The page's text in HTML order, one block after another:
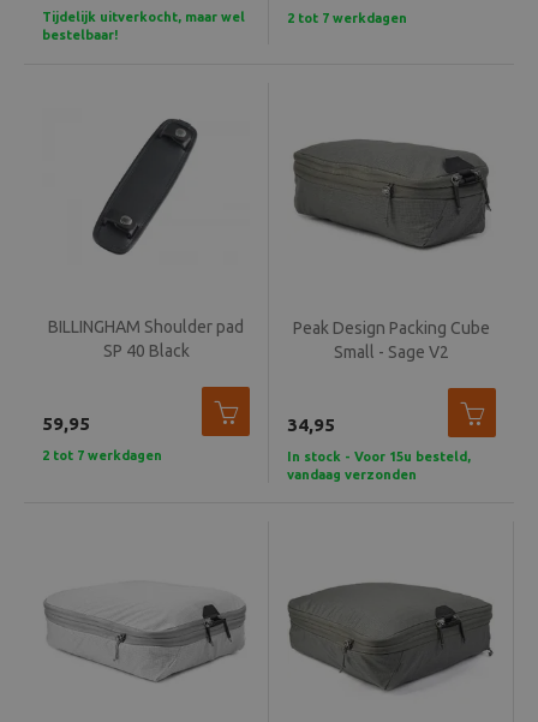
Verrekijker
Tijdelijk uitverkocht, maar wel
bestelbaar!
2 tot 7 werkdagen
BILLINGHAM Shoulder pad
SP 40 Black
59,95
2 tot 7 werkdagen
Peak Design Packing Cube
Small - Sage V2
34,95
In stock - Voor 15u besteld,
vandaag verzonden